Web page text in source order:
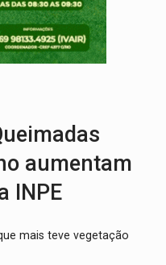
Forças policiais apreendem cerca de 1kg de
Flávio Bolsonaro escolhe Alfredo Gaspar como vice, alvo de
aumentam
INPE
mais teve vegetação